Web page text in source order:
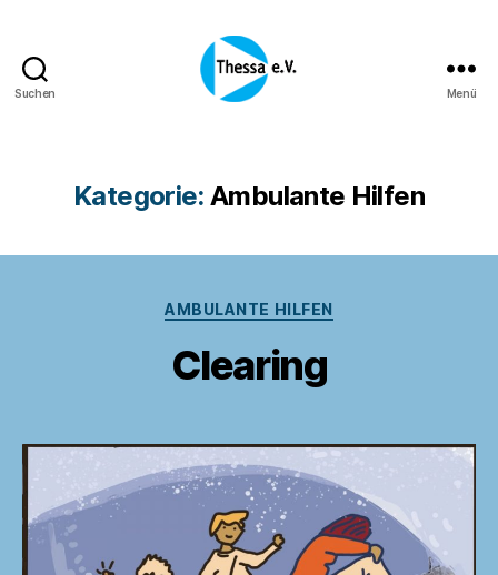
Suchen Menü
Kategorie: Ambulante Hilfen
Kategorien
AMBULANTE HILFEN
Clearing